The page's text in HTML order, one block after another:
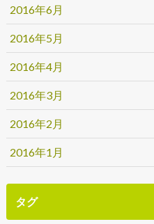
2016年6月
2016年5月
2016年4月
2016年3月
2016年2月
2016年1月
タグ